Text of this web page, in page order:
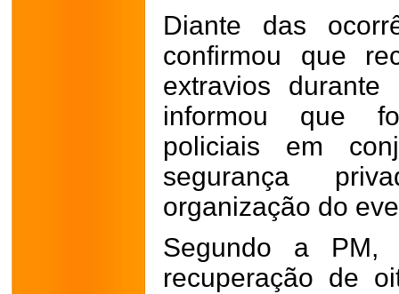
Diante das
confirmou que
extravios
informou que
policiais em
segurança
organização do
Segundo a PM,
recuperação de